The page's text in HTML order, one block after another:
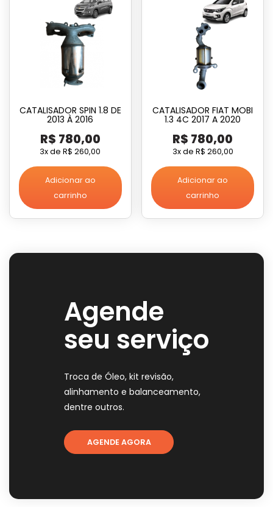
CATALISADOR SPIN 1.8 DE
2013 À 2016
R$ 780,00
3x deR$ 260,00
Adicionar ao
carrinho
CATALISADOR FIAT MOBI
1.3 4C 2017 A 2020
R$ 780,00
3x de R$ 260,00
Adicionar ao
carrinho
Agende
seu serviço
Troca de Óleo, kit revisão,
alinhamento e balanceamento,
dentre outros.
AGENDE AGORA